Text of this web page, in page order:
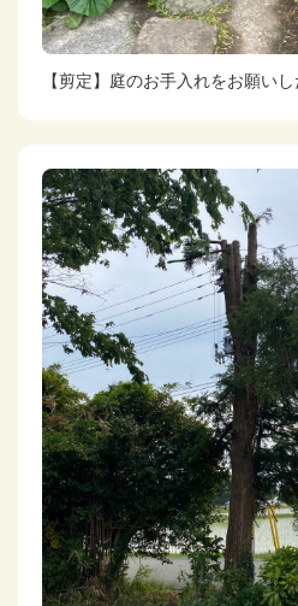
【剪定】庭のお手入れをお願い